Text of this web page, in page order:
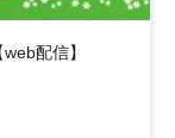
配信】